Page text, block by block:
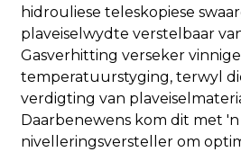
hidrouliese teleskopiese
plaveiselwydte verstelbaar
Gasverhitting verseker vinnige
temperatuurstyging, terwyl
verdigting van
Daarbenewens kom dit met
nivelleringsversteller om